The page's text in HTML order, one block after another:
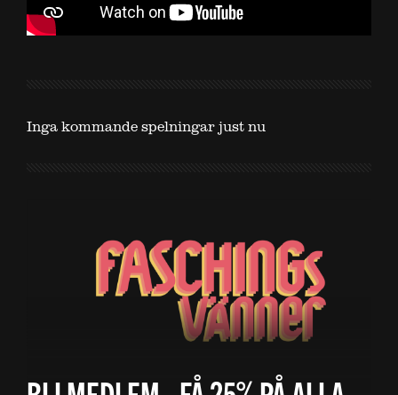
Inga kommande spelningar just nu